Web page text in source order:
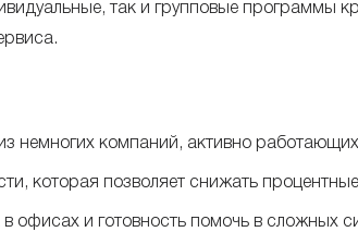
так и групповые программы
из немногих компаний, активно
которая позволяет снижать
офисах и готовность помочь в сложных